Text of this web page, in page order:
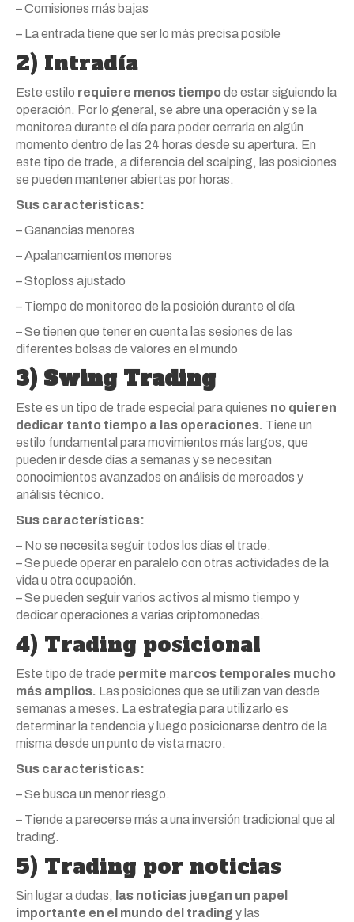
– Comisiones más bajas
– La entrada tiene que ser lo más precisa posible
2) Intradía
Este estilo requiere menos tiempode estar siguiendo la
operación. Por lo general, se abre una operación y se la
monitorea durante el día para poder cerrarla en algún
momento dentro de las 24 horas desde su apertura. En
este tipo de trade, a diferencia del scalping, las posiciones
se pueden mantener abiertas por horas.
Sus características:
– Ganancias menores
– Apalancamientos menores
– Stoploss ajustado
– Tiempo de monitoreo de la posición durante el día
– Se tienen que tener en cuenta las sesiones de las
diferentes bolsas de valores en el mundo
3) Swing Trading
Este es un tipo de trade especial para quienes no quieren
dedicar tanto tiempo a las operaciones. Tiene un
estilo fundamental para movimientos más largos, que
pueden ir desde días a semanas y se necesitan
conocimientos avanzados en análisis de mercados y
análisis técnico.
Sus características:
– No se necesita seguir todos los días el trade.
– Se puede operar en paralelo con otras actividades de la
vida u otra ocupación.
– Se pueden seguir varios activos al mismo tiempo y
dedicar operaciones a varias criptomonedas.
4) Trading posicional
Este tipo de trade permite marcos temporales mucho
más amplios. Las posiciones que se utilizan van desde
semanas a meses. La estrategia para utilizarlo es
determinar la tendencia y luego posicionarse dentro de la
misma desde un punto de vista macro.
Sus características:
– Se busca un menor riesgo.
– Tiende a parecerse más a una inversión tradicional que al
trading.
5) Trading por noticias
Sin lugar a dudas, las noticias juegan un papel
importante en el mundo del trading y las